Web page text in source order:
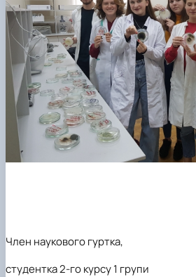
Член наукового гуртка,
студентка 2-го курсу 1 групи